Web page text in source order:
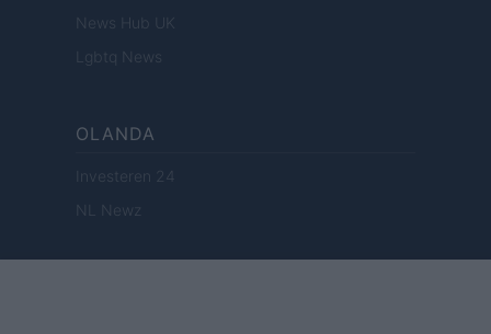
News Hub UK
Lgbtq News
OLANDA
Investeren 24
NL Newz